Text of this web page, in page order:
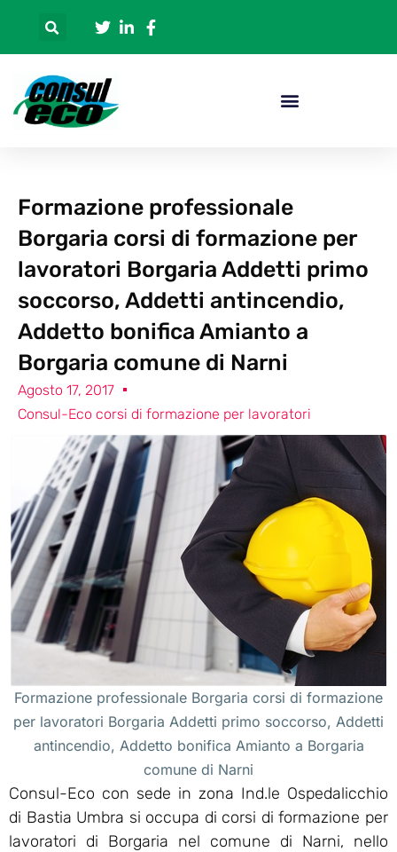
Formazione professionale
Borgaria corsi di formazione per
lavoratori Borgaria Addetti primo
soccorso, Addetti antincendio,
Addetto bonifica Amianto a
Borgaria comune di Narni
Agosto 17, 2017
Consul-Eco corsi di formazione per lavoratori
Formazione professionale Borgaria corsi di formazione
per lavoratori Borgaria Addetti primo soccorso, Addetti
antincendio, Addetto bonifica Amianto a Borgaria
comune di Narni
Consul-Eco con sede in zona Ind.le Ospedalicchio
di Bastia Umbra si occupa di corsi di formazione per
lavoratori di Borgaria nel comune di Narni, nello